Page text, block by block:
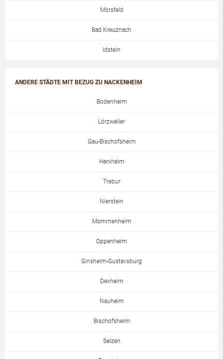
Mörsfeld
Bad Kreuznach
Idstein
ANDERE STÄDTE MIT BEZUG ZU NACKENHEIM
Bodenheim
Lörzweiler
Gau-Bischofsheim
Harxheim
Trebur
Nierstein
Mommenheim
Oppenheim
Ginsheim-Gustavsburg
Dexheim
Nauheim
Bischofsheim
Selzen